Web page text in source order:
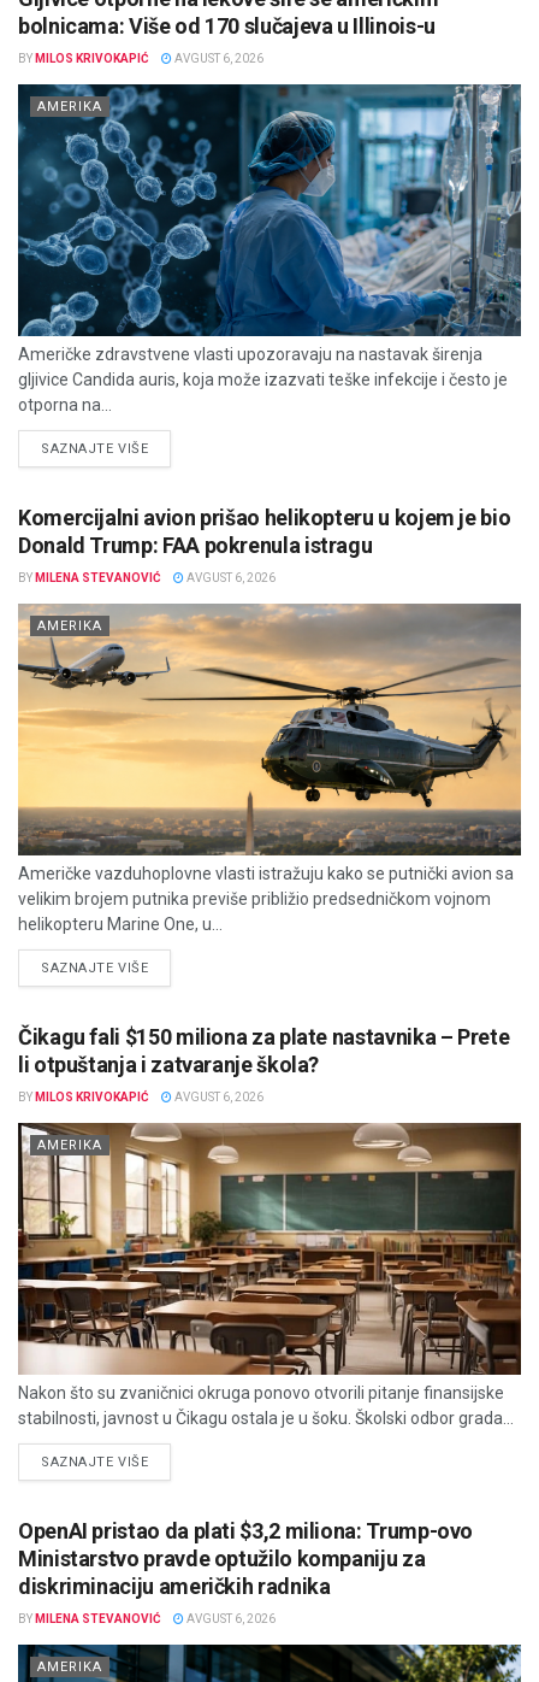
bolnicama: Više od 170 slučajeva u Illinois-u
BY MILOS KRIVOKAPIĆ AVGUST 6, 2026
AMERIKA
Američke zdravstvene vlasti upozoravaju na nastavak širenja
gljivice Candida auris, koja može izazvati teške infekcije i često je
otporna na...
SAZNAJTE VIŠEDETAILS
Komercijalni avion prišao helikopteru u kojem je bio
Donald Trump: FAA pokrenula istragu
BY MILENA STEVANOVIĆ AVGUST 6, 2026
AMERIKA
Američke vazduhoplovne vlasti istražuju kako se putnički avion sa
velikim brojem putnika previše približio predsedničkom vojnom
helikopteru Marine One, u...
SAZNAJTE VIŠEDETAILS
Čikagu fali $150 miliona za plate nastavnika – Prete
li otpuštanja i zatvaranje škola?
BY MILOS KRIVOKAPIĆ AVGUST 6, 2026
AMERIKA
Nakon što su zvaničnici okruga ponovo otvorili pitanje finansijske
stabilnosti, javnost u Čikagu ostala je u šoku. Školski odbor grada...
SAZNAJTE VIŠEDETAILS
OpenAI pristao da plati $3,2 miliona: Trump-ovo
Ministarstvo pravde optužilo kompaniju za
diskriminaciju američkih radnika
BY MILENA STEVANOVIĆ AVGUST 6, 2026
AMERIKA